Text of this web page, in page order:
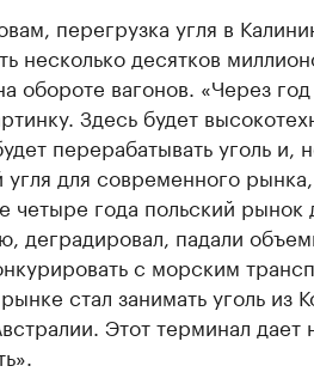
перегрузка угля в
несколько десятков
обороте вагонов. «Через
Здесь будет
перерабатывать уголь и,
угля для современного
четыре года польский рынок
деградировал, падали
с морским
стал занимать уголь
Этот терминал дает